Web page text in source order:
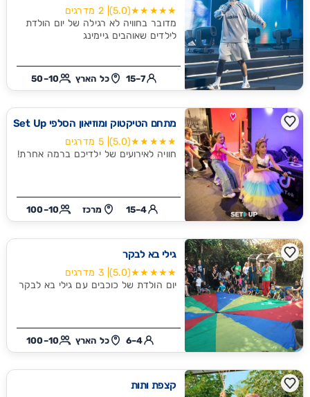
★★★★★
(5.0)
| 2 מדרגים
מדובר בחוויה לא רגילה של יום הולדת
לילדים שאוהבים גיימינג
7–15 כל הארץ 10–50
מתחם הטיקטוק ומוזיאון הסלפי Set Up
★★★★★
(5.0)
| 5 מדרגים
חוויה לאירועים של ילדיכם ברמה אחרת!
4–15 מרכז 10–100
גילי בא לבקר
★★★★★
(5.0)
| 3 מדרגים
יום הולדת של כוכבים עם גילי בא לבקר
4–6 כל הארץ 10–100
קצפת ותות